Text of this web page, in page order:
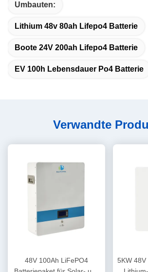
Umbauten:
Lithium 48v 80ah Lifepo4 Batterie
Boote 24V 200ah Lifepo4 Batterie
EV 100h Lebensdauer Po4 Batterie
Verwandte
48V 100Ah LiFePO4
5KW 48V